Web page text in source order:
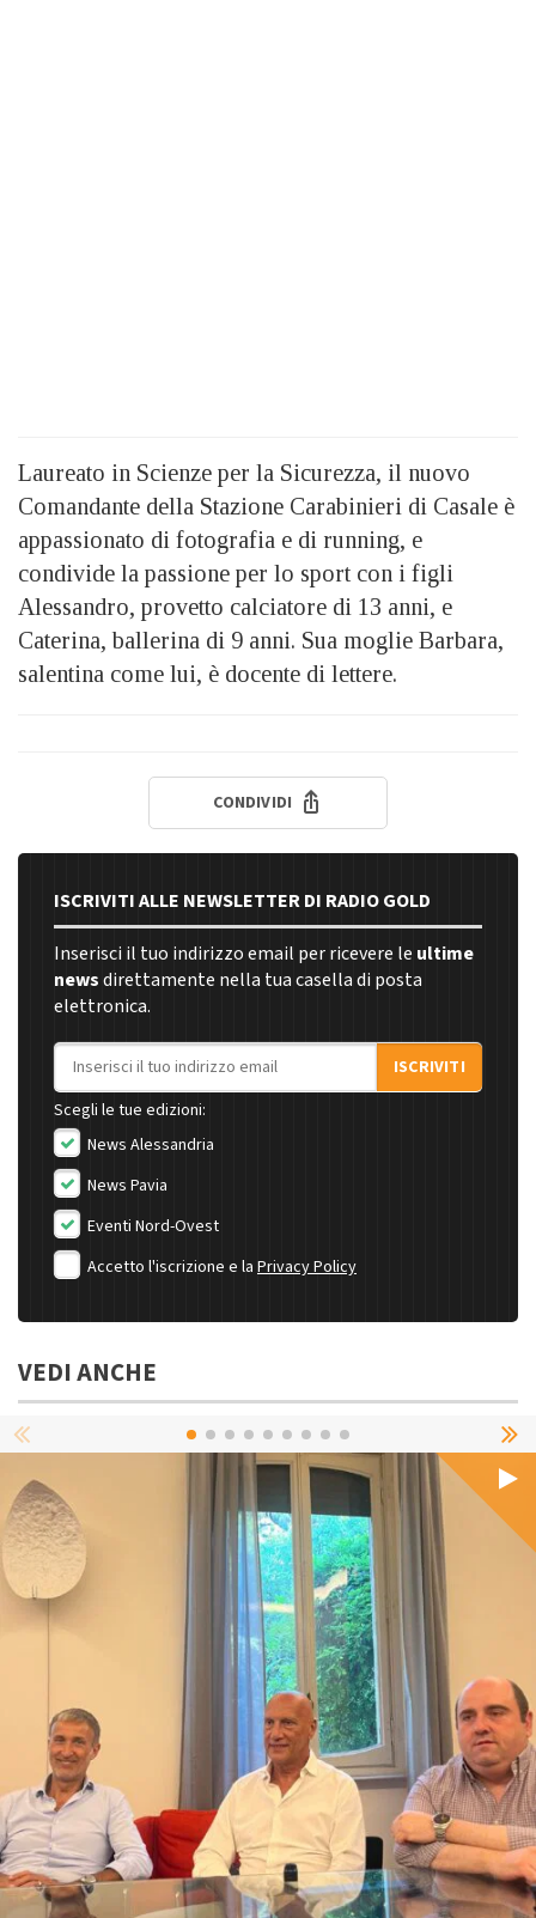
Laureato in Scienze per la Sicurezza, il nuovo
Comandante della Stazione Carabinieri di Casale è
appassionato di fotografia e di running, e
condivide la passione per lo sport con i figli
Alessandro, provetto calciatore di 13 anni, e
Caterina, ballerina di 9 anni. Sua moglie Barbara,
salentina come lui, è docente di lettere.
CONDIVIDI
ISCRIVITI ALLE NEWSLETTER DI RADIO GOLD
Inserisci il tuo indirizzo email per ricevere le ultime
newsdirettamente nella tua casella di posta
elettronica.
Indirizzo email
ISCRIVITI
Scegli le tue edizioni:
News Alessandria
News Pavia
Eventi Nord-Ovest
Accetto l'iscrizione e la Privacy Policy
VEDI ANCHE